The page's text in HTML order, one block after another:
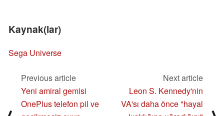
Kaynak(lar)
Sega Universe
Previous article
Yeni amiral gemisi
OnePlus telefon pil ve
Next article
Leon S. Kennedy'nin
VA'sı daha önce "hayal